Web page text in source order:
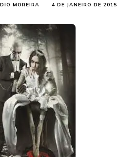
MOREIRA 4 DE JANEIRO DE 2015